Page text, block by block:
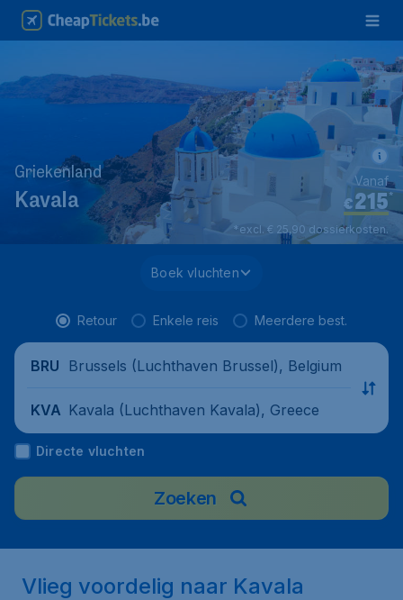
Griekenland
Kavala €215*
Vanaf
*excl. € 25,90 dossierkosten.
Boek vluchten
Retour Enkele reis Meerdere best.
BRU Brussels (Luchthaven Brussel), Belgium
KVA Kavala (Luchthaven Kavala), Greece
Directe vluchten
Zoeken
Vlieg voordelig naar Kavala